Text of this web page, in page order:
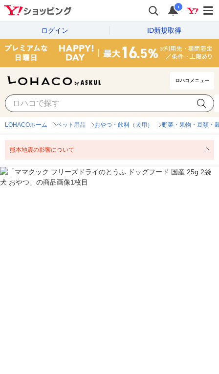
i
ログイン ID新規取得
ロハコメニュー
LOHACOホーム ペット用品 おやつ・飲料（犬用） 野菜・果物・豆類・
熊本地震の影響について